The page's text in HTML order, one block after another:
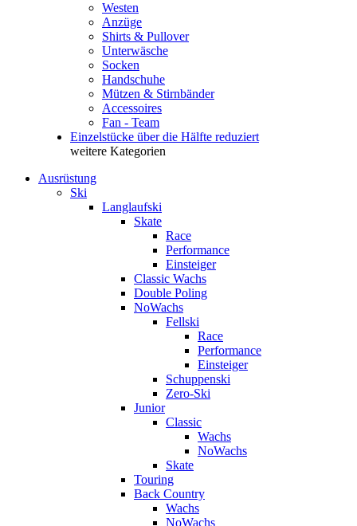
Westen
Anzüge
Shirts & Pullover
Unterwäsche
Socken
Handschuhe
Mützen & Stirnbänder
Accessoires
Fan - Team
Einzelstücke über die Hälfte reduziert
weitere Kategorien
Ausrüstung
Ski
Langlaufski
Skate
Race
Performance
Einsteiger
Classic Wachs
Double Poling
NoWachs
Fellski
Race
Performance
Einsteiger
Schuppenski
Zero-Ski
Junior
Classic
Wachs
NoWachs
Skate
Touring
Back Country
Wachs
NoWachs